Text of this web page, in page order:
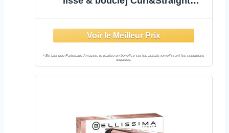
réglages de température 150-230°C,
mémoire, pochette) Fer à lisser
S6606